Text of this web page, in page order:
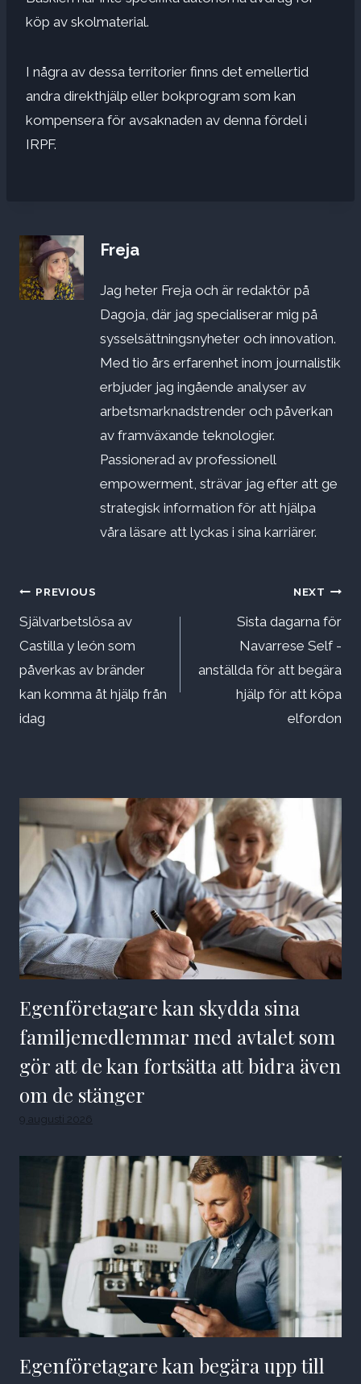
köp av skolmaterial.
I några av dessa territorier finns det emellertid
andra direkthjälp eller bokprogram som kan
kompensera för avsaknaden av denna fördel i
IRPF.
Freja
Jag heter Freja och är redaktör på
Dagoja, där jag specialiserar mig på
sysselsättningsnyheter och innovation.
Med tio års erfarenhet inom journalistik
erbjuder jag ingående analyser av
arbetsmarknadstrender och påverkan
av framväxande teknologier.
Passionerad av professionell
empowerment, strävar jag efter att ge
strategisk information för att hjälpa
våra läsare att lyckas i sina karriärer.
Inläggsnavigering
PREVIOUS
Självarbetslösa av
Castilla y león som
påverkas av bränder
kan komma åt hjälp från
idag
NEXT
Sista dagarna för
Navarrese Self -
anställda för att begära
hjälp för att köpa
elfordon
Egenföretagare kan skydda sina
familjemedlemmar med avtalet som
gör att de kan fortsätta att bidra även
om de stänger
9 augusti 2026
Egenföretagare kan begära upp till